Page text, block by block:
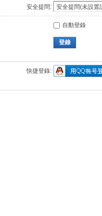
安全提問:
自動登錄
登錄
快捷登錄: